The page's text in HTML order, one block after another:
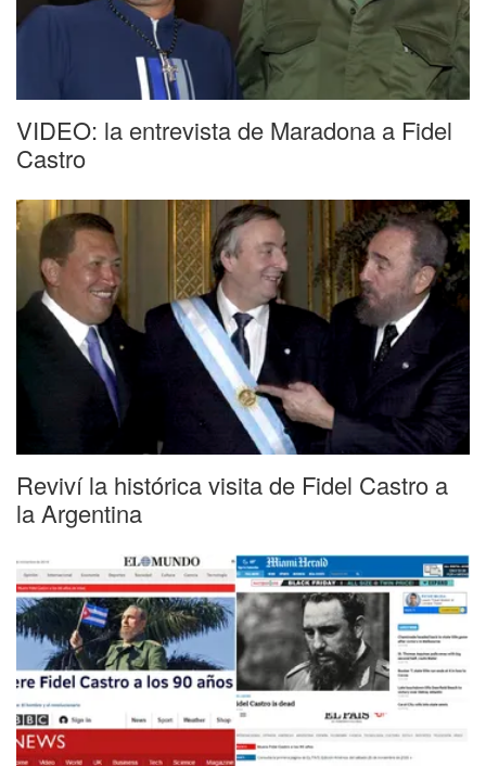
VIDEO: la entrevista de Maradona a Fidel
Castro
Reviví la histórica visita de Fidel Castro a
la Argentina